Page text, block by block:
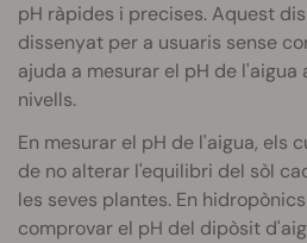
pH ràpides i precises. Aquest
dissenyat per a usuaris sense
ajuda a mesurar el pH de
nivells.
En mesurar el pH de l'aigua, els
de no alterar l'equilibri del sòl
les seves plantes. En
comprovar el pH del dipòsit